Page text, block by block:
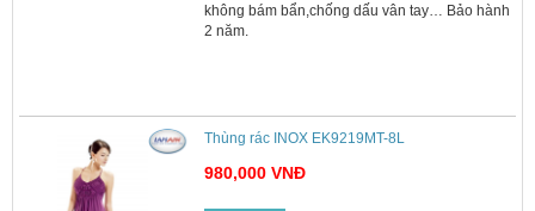
không bám bẩn,chống dấu vân tay… Bảo hành
2 năm.
Thùng rác INOX EK9219MT-8L
980,000 VNĐ